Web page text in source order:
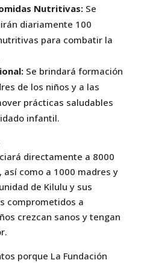
Nutritivas:Se
diariamente 100
para combatir la
Se brindará formación
de los niños y a las
prácticas saludables
infantil.
directamente a 8000
así como a 1000 madres y
de Kilulu y sus
comprometidos a
crezcan sanos y tengan
porque La Fundación